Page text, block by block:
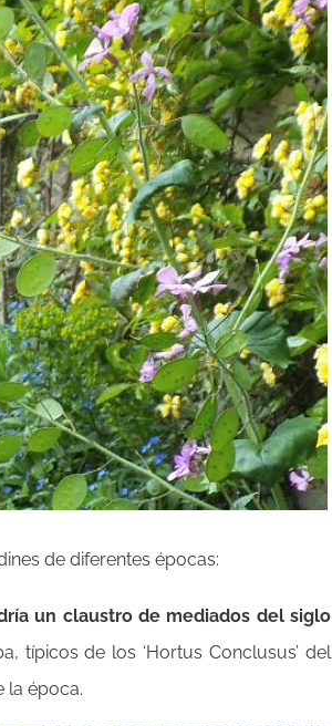
de diferentes épocas:
un claustro de mediados del siglo
típicos de los ‘Hortus Conclusus’ del
la época.